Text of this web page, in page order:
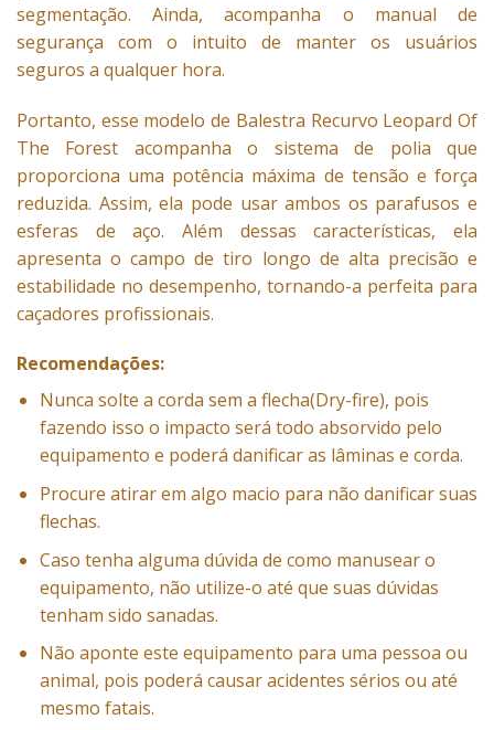
segmentação. Ainda, acompanha o manual de
segurança com o intuito de manter os usuários
seguros a qualquer hora.
Portanto, esse modelo de Balestra Recurvo Leopard Of
The Forest acompanha o sistema de polia que
proporciona uma potência máxima de tensão e força
reduzida. Assim, ela pode usar ambos os parafusos e
esferas de aço. Além dessas características, ela
apresenta o campo de tiro longo de alta precisão e
estabilidade no desempenho, tornando-a perfeita para
caçadores profissionais.
Recomendações:
Nunca solte a corda sem a flecha(Dry-fire), pois
fazendo isso o impacto será todo absorvido pelo
equipamento e poderá danificar as lâminas e corda.
Procure atirar em algo macio para não danificar suas
flechas.
Caso tenha alguma dúvida de como manusear o
equipamento, não utilize-o até que suas dúvidas
tenham sido sanadas.
Não aponte este equipamento para uma pessoa ou
animal, pois poderá causar acidentes sérios ou até
mesmo fatais.